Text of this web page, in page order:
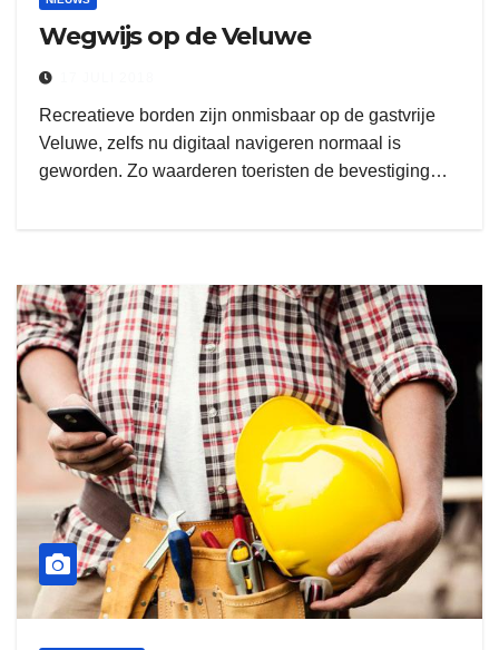
Wegwijs op de Veluwe
Recreatieve borden zijn onmisbaar op de gastvrije
Veluwe, zelfs nu digitaal navigeren normaal is
geworden. Zo waarderen toeristen de bevestiging…